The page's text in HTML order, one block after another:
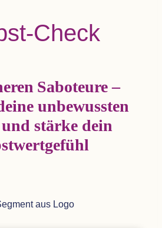
Check
Sabo­teure –
unbe­wuss­ten
stärke dein